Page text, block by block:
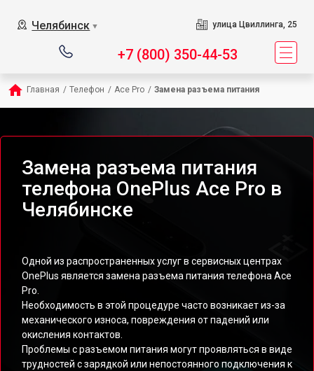
Челябинск ▼ улица Цвиллинга, 25
+7 (800) 350-44-53
Главная / Телефон / Ace Pro / Замена разъема питания
Замена разъема питания
телефона OnePlus Ace Pro в
Челябинске
Одной из распространенных услуг в сервисных центрах
OnePlus является замена разъема питания телефона Ace
Pro.
Необходимость в этой процедуре часто возникает из-за
механического износа, повреждения от падений или
окисления контактов.
Проблемы с разъемом питания могут проявляться в виде
трудностей с зарядкой или непостоянного подключения к